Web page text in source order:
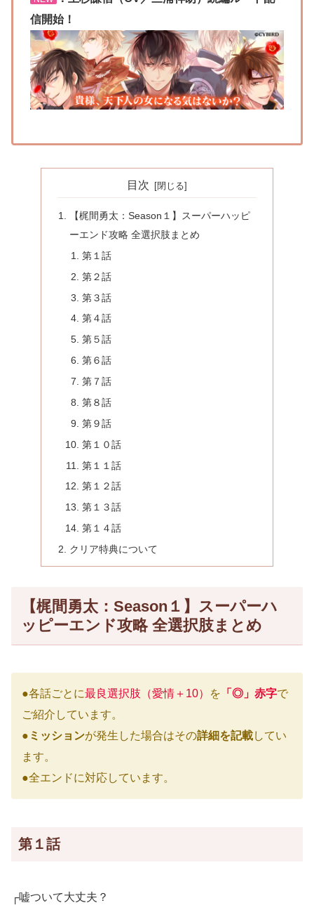
信開始！
目次
【梶間勇太：Season１】スーパーハッピ
ーエンド攻略 全選択肢まとめ
第１話
第２話
第３話
第４話
第５話
第６話
第７話
第８話
第９話
第１０話
第１１話
第１２話
第１３話
第１４話
クリア特典について
【梶間勇太：Season１】スーパーハ
ッピーエンド攻略 全選択肢まとめ
●各話ごとに最良選択肢（愛情＋10） を 「◎」赤字で
ご紹介しています。
● ミッションが発生した場合はその詳細を記載してい
ます。
●全エンドに対応しています。
第１話
┌嘘ついて大丈夫？